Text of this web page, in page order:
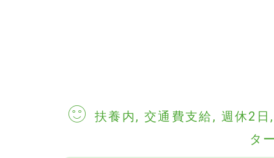
扶養内 , 交通費支給 , 週休2日
タ